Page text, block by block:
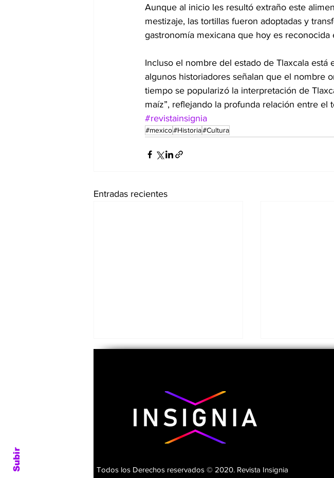
Aunque al inicio les resultó extraño este
mestizaje, las tortillas fueron adoptadas y
gastronomía mexicana que hoy es
Incluso el nombre del estado de Tlaxcala
algunos historiadores señalan que el nombre
tiempo se popularizó la interpretación de
maíz”, reflejando la profunda relación entre el
#revistainsignia
#mexico#Historia#Cultura
Entradas recientes
El día en que
rumbo de México
conocido
Subir Todos los Derechos reservados © 2020. Revista Insignia